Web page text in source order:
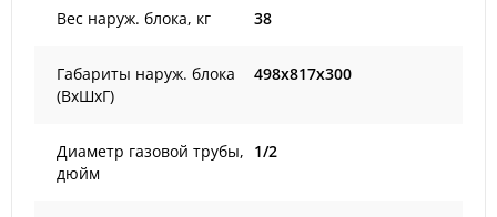
Вес наруж. блока, кг 38
Габариты наруж. блока
(ВxШxГ)
498x817x300
Диаметр газовой трубы,
дюйм
1/2